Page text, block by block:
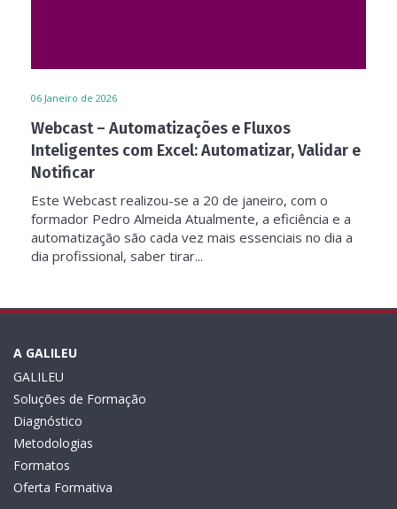
06 Janeiro de 2026
Webcast – Automatizações e Fluxos
Inteligentes com Excel: Automatizar, Validar e
Notificar
Este Webcast realizou-se a 20 de janeiro, com o
formador Pedro Almeida Atualmente, a eficiência e a
automatização são cada vez mais essenciais no dia a
dia profissional, saber tirar...
A GALILEU
GALILEU
Soluções de Formação
Diagnóstico
Metodologias
Formatos
Oferta Formativa